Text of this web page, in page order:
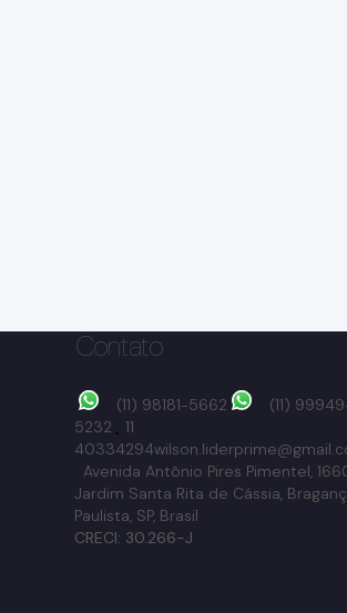
Contato
(11) 98181-5662
(11)
5232
11
40334294
Avenida Antônio Pires Pimentel,
Jardim Santa Rita de Cássia,
Paulista, SP, Brasil
CRECI: 30.266-J